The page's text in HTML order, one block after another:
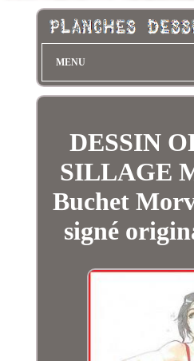
MENU
DESSIN
SILLAGE
Buchet
signé